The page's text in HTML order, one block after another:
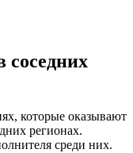
соседних
которые оказывают
регионах.
среди них.